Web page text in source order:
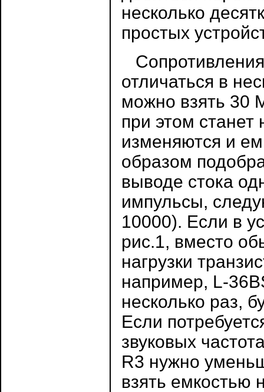
несколько
простых
отличаться в
можно взять 30
при этом
изменяются и
образом
выводе стока
импульсы,
10000). Если в
рис.1, вместо
нагрузки
например, L-
несколько раз,
Если
звуковых
R3 нужно
взять емкостью